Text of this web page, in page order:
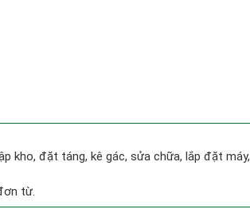
kho, đặt táng, kê gác, sửa chữa, lắp đặt máy,
từ.